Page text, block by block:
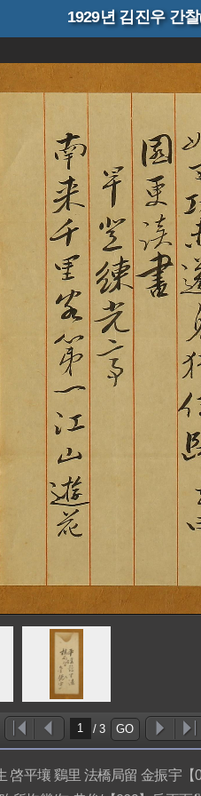
1929년 김진우 간
/ 3 GO
平壤 鷄里 法橋局留 金振宇【